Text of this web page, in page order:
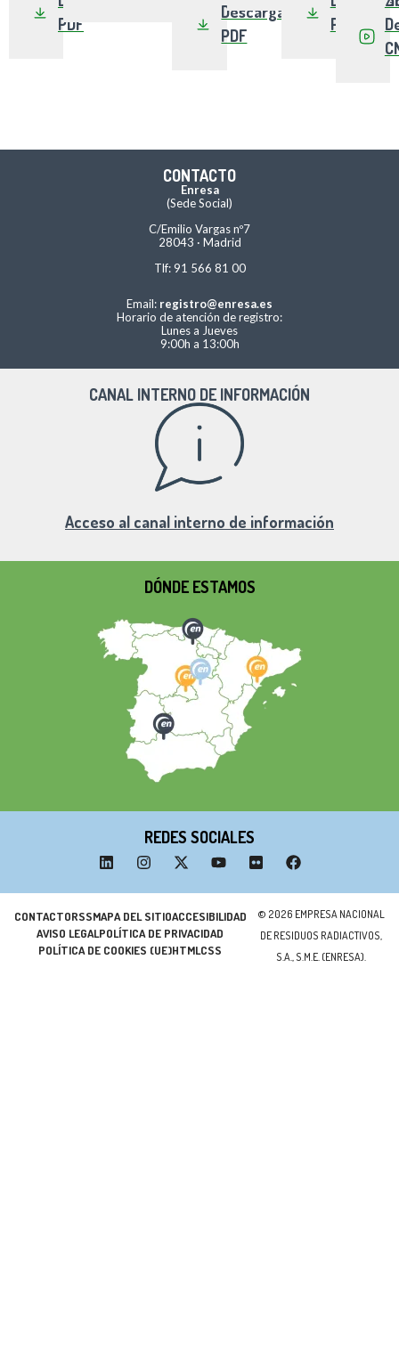
PDF
Descargar
PDF
PDF
CONTACTO
Enresa
(Sede Social)
C/Emilio Vargas nº7
28043 · Madrid
Tlf: 91 566 81 00
Email: registro@enresa.es
Horario de atención de registro:
Lunes a Jueves
9:00h a 13:00h
CANAL INTERNO DE INFORMACIÓN
Acceso al canal interno de información
DÓNDE ESTAMOS
REDES SOCIALES
© 2026 EMPRESA NACIONAL
DE RESIDUOS RADIACTIVOS,
S.A., S.M.E. (ENRESA).
CONTACTORSSMAPA DEL SITIOACCESIBILIDAD
AVISO LEGALPOLÍTICA DE PRIVACIDAD
POLÍTICA DE COOKIES (UE)HTMLCSS